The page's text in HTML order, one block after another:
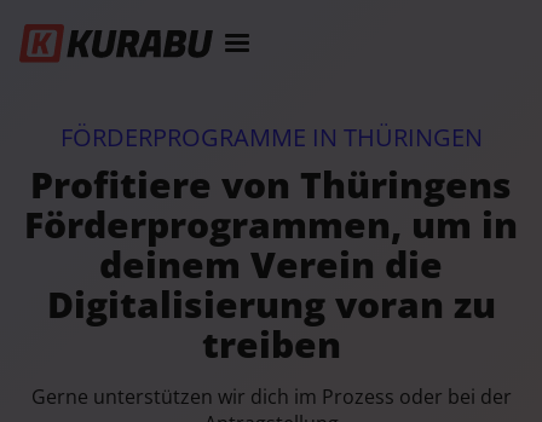
FÖRDERPROGRAMME IN THÜRINGEN
Profitiere von Thüringens
Förderprogrammen, um in
deinem Verein die
Digitalisierung voran zu
treiben
Gerne unterstützen wir dich im Prozess oder bei der